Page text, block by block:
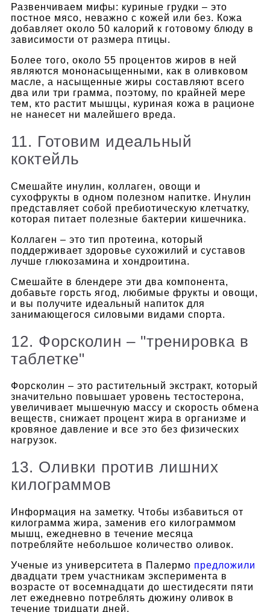
Развенчиваем мифы: куриные грудки – это
постное мясо, неважно с кожей или без. Кожа
добавляет около 50 калорий к готовому блюду в
зависимости от размера птицы.
Более того, около 55 процентов жиров в ней
являются мононасыщенными, как в оливковом
масле, а насыщенные жиры составляют всего
два или три грамма, поэтому, по крайней мере
тем, кто растит мышцы, куриная кожа в рационе
не нанесет ни малейшего вреда.
11. Готовим идеальный
коктейль
Смешайте инулин, коллаген, овощи и
сухофрукты в одном полезном напитке. Инулин
представляет собой пребиотическую клетчатку,
которая питает полезные бактерии кишечника.
Коллаген – это тип протеина, который
поддерживает здоровье сухожилий и суставов
лучше глюкозамина и хондроитина.
Смешайте в блендере эти два компонента,
добавьте горсть ягод, любимые фрукты и овощи,
и вы получите идеальный напиток для
занимающегося силовыми видами спорта.
12. Форсколин – "тренировка в
таблетке"
Форсколин – это растительный экстракт, который
значительно повышает уровень тестостерона,
увеличивает мышечную массу и скорость обмена
веществ, снижает процент жира в организме и
кровяное давление и все это без физических
нагрузок.
13. Оливки против лишних
килограммов
Информация на заметку. Чтобы избавиться от
килограмма жира, заменив его килограммом
мышц, ежедневно в течение месяца
потребляйте небольшое количество оливок.
Ученые из университета в Палермо предложили
двадцати трем участникам эксперимента в
возрасте от восемнадцати до шестидесяти пяти
лет ежедневно потреблять дюжину оливок в
течение тридцати дней.